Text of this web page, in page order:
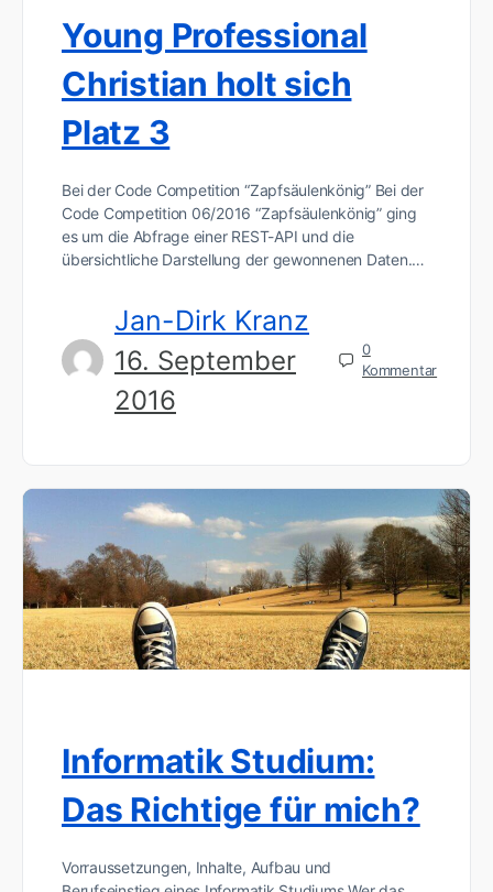
Young Professional
Christian holt sich
Platz 3
Bei der Code Competition “Zapfsäulenkönig” Bei der
Code Competition 06/2016 “Zapfsäulenkönig” ging
es um die Abfrage einer REST-API und die
übersichtliche Darstellung der gewonnenen Daten.…
Jan-Dirk Kranz
16. September
2016
0
Kommentar
Informatik Studium:
Das Richtige für mich?
Vorraussetzungen, Inhalte, Aufbau und